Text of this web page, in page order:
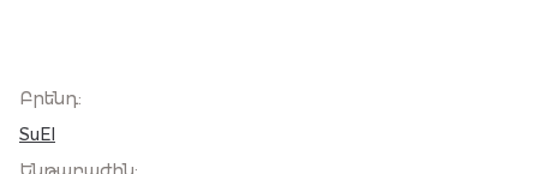
Բրենդ:
SuEl